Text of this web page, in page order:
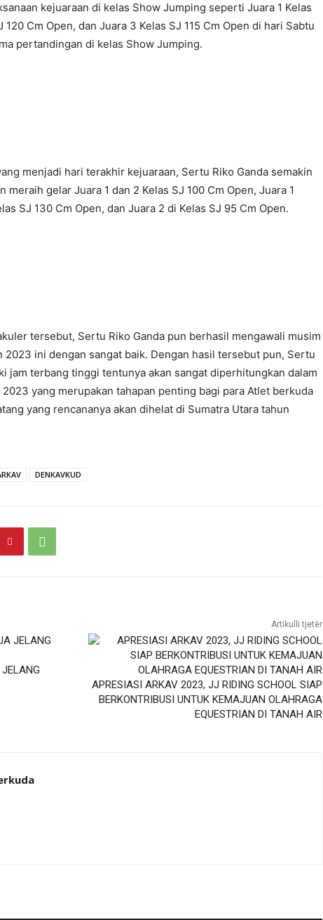
kejuaraan di kelas Show Jumping seperti Juara 1 Kelas
120 Cm Open, dan Juara 3 Kelas SJ 115 Cm Open di hari Sabtu
pertandingan di kelas Show Jumping.
menjadi hari terakhir kejuaraan, Sertu Riko Ganda semakin
gelar Juara 1 dan 2 Kelas SJ 100 Cm Open, Juara 1
SJ 130 Cm Open, dan Juara 2 di Kelas SJ 95 Cm Open.
tersebut, Sertu Riko Ganda pun berhasil mengawali musim
ini dengan sangat baik. Dengan hasil tersebut pun, Sertu
jam terbang tinggi tentunya akan sangat diperhitungkan dalam
yang merupakan tahapan penting bagi para Atlet berkuda
yang rencananya akan dihelat di Sumatra Utara tahun
DENKAVKUD
JELANG
Artikulli tjetër
APRESIASI ARKAV 2023, JJ RIDING SCHOOL SIAP
BERKONTRIBUSI UNTUK KEMAJUAN OLAHRAGA
EQUESTRIAN DI TANAH AIR